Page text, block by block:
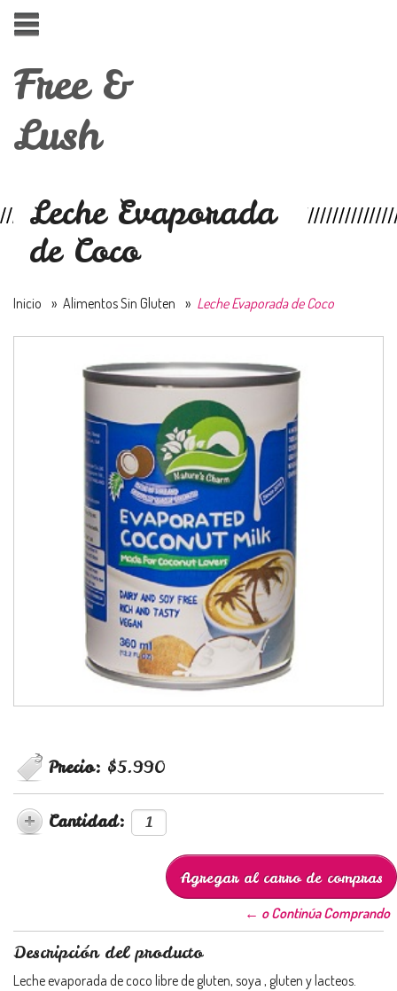
Free &
Lush
Leche Evaporada
de Coco
Inicio » Alimentos Sin Gluten » Leche Evaporada de Coco
Precio: $5.990
Cantidad:
← o Continúa Comprando
Descripción del producto
Leche evaporada de coco libre de gluten, soya , gluten y lacteos.